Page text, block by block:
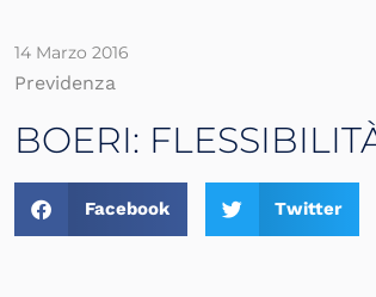
14 Marzo 2016
Previdenza
BOERI:
Facebook Twitter